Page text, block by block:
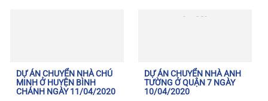
DỰ ÁN CHUYỂN NHÀ CHÚ
MINH Ở HUYỆN BÌNH
CHÁNH NGÀY 11/04/2020
DỰ ÁN CHUYỂN NHÀ ANH
TƯỜNG Ở QUẬN 7 NGÀY
10/04/2020